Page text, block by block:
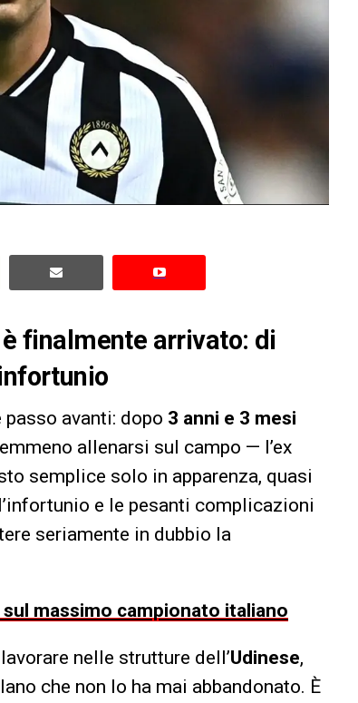
finalmente arrivato: di
avanti: dopo 3 anni e 3 mesi
allenarsi sul campo — l’ex
semplice solo in apparenza, quasi
e le pesanti complicazioni
seriamente in dubbio la
massimo campionato italiano
nelle strutture dell’Udinese,
che non lo ha mai abbandonato. È